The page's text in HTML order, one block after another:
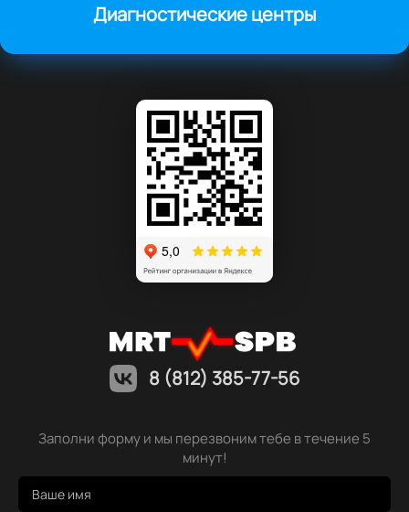
Диагностические центры
8 (812) 385-77-56
Заполни форму и мы перезвоним тебе в течение 5
минут!